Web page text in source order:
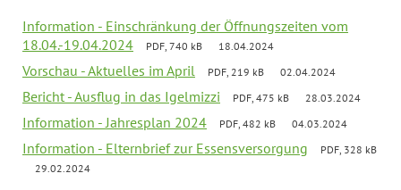
Information - Einschränkung der Öffnungszeiten vom
18.04.-19.04.2024
PDF, 740 kB 18.04.2024
Vorschau - Aktuelles im April PDF, 219 kB 02.04.2024
Bericht - Ausflug in das Igelmizzi PDF, 475 kB 28.03.2024
Information - Jahresplan 2024 PDF, 482 kB 04.03.2024
Information - Elternbrief zur Essensversorgung
PDF, 328 kB
29.02.2024